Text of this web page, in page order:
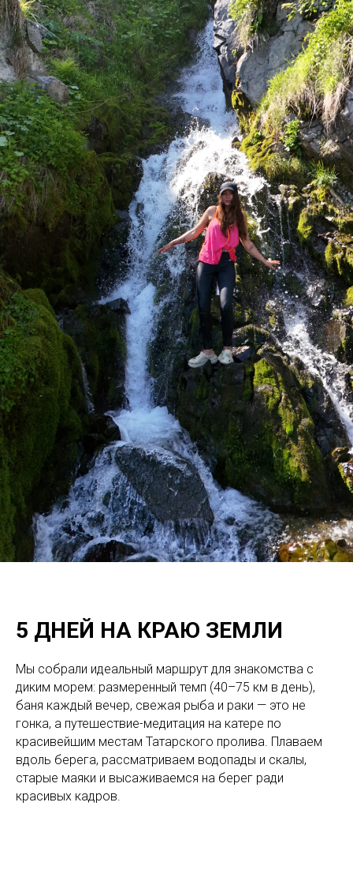
5 ДНЕЙ НА КРАЮ ЗЕМЛИ
Мы собрали идеальный маршрут для знакомства с
диким морем: размеренный темп (40–75 км в день),
баня каждый вечер, свежая рыба и раки — это не
гонка, а путешествие-медитация на катере по
красивейшим местам Татарского пролива. Плаваем
вдоль берега, рассматриваем водопады и скалы,
старые маяки и высаживаемся на берег ради
красивых кадров.